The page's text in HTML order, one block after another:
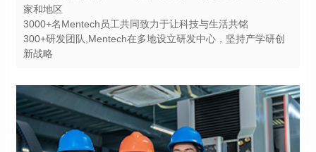
家和地区
3000+名Mentech员工共同致力于让科技与生活共铭
新战略